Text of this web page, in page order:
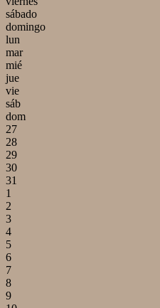
sábado
domingo
lun
mar
mié
jue
vie
sáb
dom
27
28
29
30
31
1
2
3
4
5
6
7
8
9